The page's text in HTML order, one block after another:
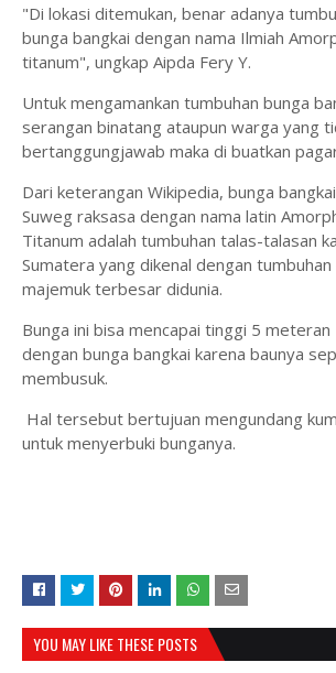
"Di lokasi ditemukan, benar adanya
bunga bangkai dengan nama Ilmiah
titanum", ungkap Aipda Fery Y.
Untuk mengamankan tumbuhan bunga
serangan binatang ataupun warga yang
bertanggungjawab maka di buatkan
Dari keterangan Wikipedia, bunga
Suweg raksasa dengan nama latin
Titanum adalah tumbuhan talas-talasan
Sumatera yang dikenal dengan
majemuk terbesar didunia.
Bunga ini bisa mencapai tinggi 5
dengan bunga bangkai karena baunya
membusuk.
Hal tersebut bertujuan mengundang
untuk menyerbuki bunganya.
YOU MAY LIKE THESE POSTS